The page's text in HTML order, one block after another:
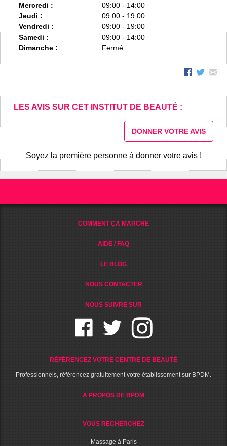
Mercredi :
09:00 - 14:00
Jeudi :
09:00 - 19:00
Vendredi :
09:00 - 19:00
Samedi :
09:00 - 14:00
Dimanche :
Fermé
LES AVIS SUR CET INSTITUT DE BEAUTÉ :
DONNER VOTRE AVIS
Soyez la première personne à donner votre avis !
COMMENT ÇA MARCHE
AIDE / FAQ
LE BLOG
NOUS CONTACTER
NOUS SUIVRE SUR
RÉFÉRENCEZ VOTRE CENTRE DE BEAUTÉ
Professionnels, référencez gratuitement votre établissement sur BPDM.
A PROPOS DE BPDM
VOUS RECHERCHEZ
Massage à Paris